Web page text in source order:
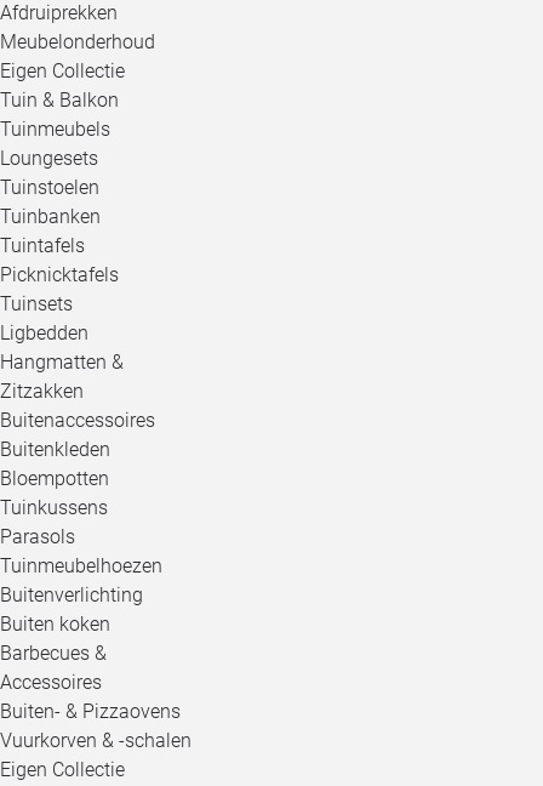
Afdruiprekken
Meubelonderhoud
Eigen Collectie
Tuin & Balkon
Tuinmeubels
Loungesets
Tuinstoelen
Tuinbanken
Tuintafels
Picknicktafels
Tuinsets
Ligbedden
Hangmatten &
Zitzakken
Buitenaccessoires
Buitenkleden
Bloempotten
Tuinkussens
Parasols
Tuinmeubelhoezen
Buitenverlichting
Buiten koken
Barbecues &
Accessoires
Buiten- & Pizzaovens
Vuurkorven & -schalen
Eigen Collectie